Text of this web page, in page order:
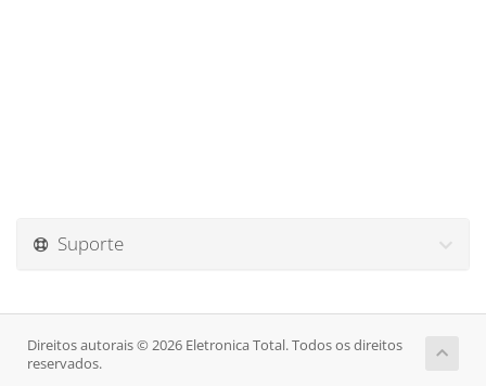
Suporte
Direitos autorais © 2026 Eletronica Total. Todos os direitos
reservados.